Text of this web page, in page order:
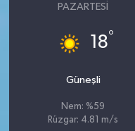
PAZARTESI
18°
Güneşli
Nem: %59
Rüzgar: 4.81 m/s